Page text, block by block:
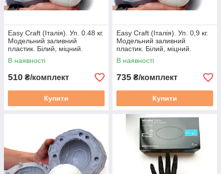
Easy Сraft (Італія). Уп. 0.48 кг.
Модельний заливний
пластик. Білий, міцний.
В наявності
510 ₴/комплект
Купити
Easy Сraft (Італія). Уп. 0,9 кг.
Модельний заливний
пластик. Білий, міцний.
В наявності
735 ₴/комплект
Купити